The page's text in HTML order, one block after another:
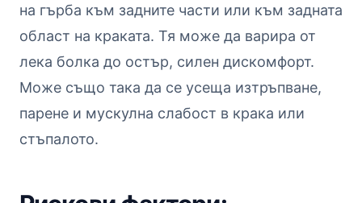
на гърба към задните части или към задната
област на краката. Тя може да варира от
лека болка до остър, силен дискомфорт.
Може също така да се усеща изтръпване,
парене и мускулна слабост в крака или
стъпалото.